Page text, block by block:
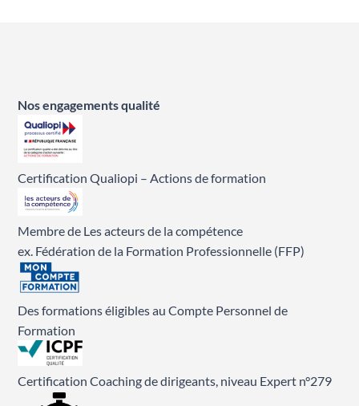
Nos engagements qualité
Certification Qualiopi – Actions de formation
Membre de Les acteurs de la compétence
ex. Fédération de la Formation Professionnelle (FFP)
Des formations éligibles au Compte Personnel de
Formation
Certification Coaching de dirigeants, niveau Expert n°279